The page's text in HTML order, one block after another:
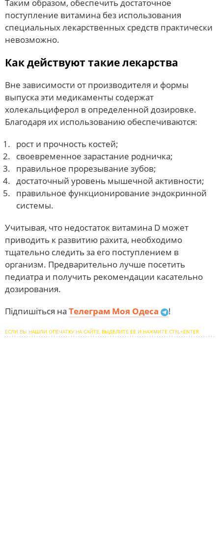
Таким образом, обеспечить достаточное
поступление витамина без использования
специальных лекарственных средств практически
невозможно.
Как действуют такие лекарства
Вне зависимости от производителя и формы
выпуска эти медикаменты содержат
холекальциферол в определенной дозировке.
Благодаря их использованию обеспечиваются:
рост и прочность костей;
своевременное зарастание родничка;
правильное прорезывание зубов;
достаточный уровень мышечной активности;
правильное функционирование эндокринной
системы.
Учитывая, что недостаток витамина D может
приводить к развитию рахита, необходимо
тщательно следить за его поступлением в
организм. Предварительно лучше посетить
педиатра и получить рекомендации касательно
дозирования.
Підпишіться на Телеграм Моя Одеса !
ЕСЛИ ВЫ НАШЛИ ОПЕЧАТКУ НА САЙТЕ, ВЫДЕЛИТЕ ЕЕ И НАЖМИТЕ CTRL+ENTER